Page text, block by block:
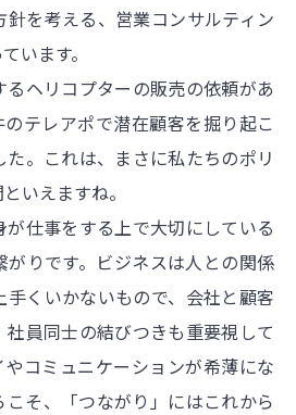
を考える、営業コンサルティン
います。
ヘリコプターの販売の依頼があ
テレアポで潜在顧客を掘り起こ
。これは、まさに私たちのポリ
いえますね。
が仕事をする上で大切にしている
りです。ビジネスは人との関係
手くいかないもので、会社と顧客
員同士の結びつきも重要視して
やコミュニケーションが希薄にな
そ、「つながり」にはこれから